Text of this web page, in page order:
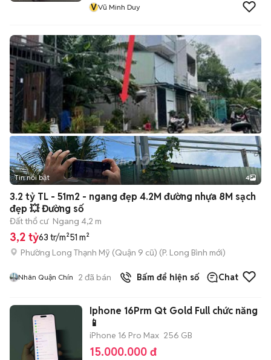
VVũ Minh Duy
Tin nổi bật 4
3.2 tỷ TL - 51m2 - ngang đẹp 4.2M đường nhựa 8M sạch
đẹp 💥 Đường số
Đất thổ cư Ngang 4,2 m
3,2 tỷ63 tr/m²51 m²
Phường Long Thạnh Mỹ (Quận 9 cũ) (P. Long Bình mới)
Nhân Quận Chín 2 đã bán Bấm để hiện số Chat
Iphone 16Prm Qt Gold Full chức năng
📱
iPhone 16 Pro Max 256 GB
15.000.000 đ